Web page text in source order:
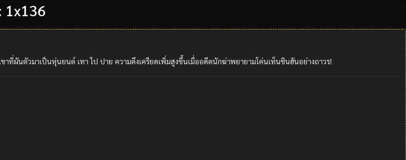
1x136
ที่ผันตัวมาเป็นหุ่นยนต์ เทา ไป ปาย ความตึงเครียดเพิ่มสูงขึ้นเมื่ออดีตนักฆ่าพยายามโค่นเท็นชินฮันอย่างถาวร!